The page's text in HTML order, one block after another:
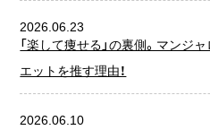
「楽して痩せる」の裏側。マンジ
エットを推す理由！
2026.06.23
2026.06.10